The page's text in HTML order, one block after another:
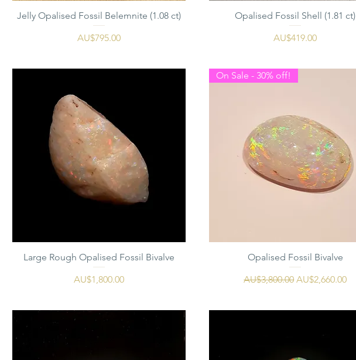
Jelly Opalised Fossil Belemnite (1.08 ct)
가격
AU$795.00
Opalised Fossil Shell (1.81 ct)
가격
AU$419.00
Large Rough Opalised Fossil Bivalve
가격
AU$1,800.00
On Sale - 30% off!
Opalised Fossil Bivalve
일반가
AU$3,800.00 할인가
AU$2,660.00